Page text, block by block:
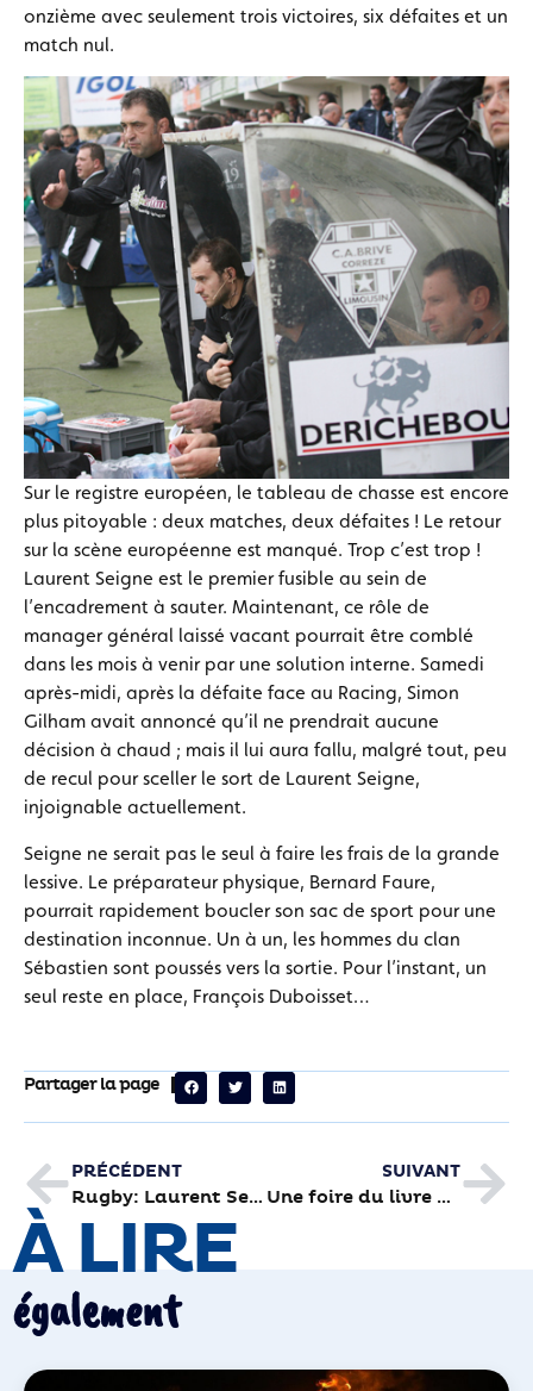
onzième avec seulement trois victoires, six défaites et un
match nul.
Sur le registre européen, le tableau de chasse est encore
plus pitoyable : deux matches, deux défaites ! Le retour
sur la scène européenne est manqué. Trop c’est trop !
Laurent Seigne est le premier fusible au sein de
l’encadrement à sauter. Maintenant, ce rôle de
manager général laissé vacant pourrait être comblé
dans les mois à venir par une solution interne. Samedi
après-midi, après la défaite face au Racing, Simon
Gilham avait annoncé qu’il ne prendrait aucune
décision à chaud ; mais il lui aura fallu, malgré tout, peu
de recul pour sceller le sort de Laurent Seigne,
injoignable actuellement.
Seigne ne serait pas le seul à faire les frais de la grande
lessive. Le préparateur physique, Bernard Faure,
pourrait rapidement boucler son sac de sport pour une
destination inconnue. Un à un, les hommes du clan
Sébastien sont poussés vers la sortie. Pour l’instant, un
seul reste en place, François Duboisset…
Partager la page
PRÉCÉDENT
Rugby: Laurent Seigne quitte le CABCL
SUIVANT
Une foire du livre pour tous les publics
À LIRE
également